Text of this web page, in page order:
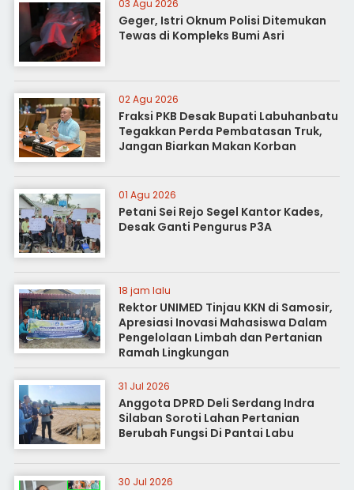
03 Agu 2026
Geger, Istri Oknum Polisi Ditemukan
Tewas di Kompleks Bumi Asri
02 Agu 2026
Fraksi PKB Desak Bupati Labuhanbatu
Tegakkan Perda Pembatasan Truk,
Jangan Biarkan Makan Korban
01 Agu 2026
Petani Sei Rejo Segel Kantor Kades,
Desak Ganti Pengurus P3A
18 jam lalu
Rektor UNIMED Tinjau KKN di Samosir,
Apresiasi Inovasi Mahasiswa Dalam
Pengelolaan Limbah dan Pertanian
Ramah Lingkungan
31 Jul 2026
Anggota DPRD Deli Serdang Indra
Silaban Soroti Lahan Pertanian
Berubah Fungsi Di Pantai Labu
30 Jul 2026